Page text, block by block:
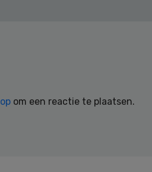
om een reactie te plaatsen.